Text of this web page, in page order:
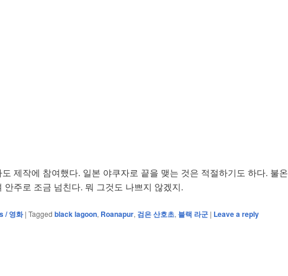
제작에 참여했다. 일본 야쿠자로 끝을 맺는 것은 적절하기도 하다. 불온
안주로 조금 넘친다. 뭐 그것도 나쁘지 않겠지.
/ 영화 | Tagged black lagoon, Roanapur, 검은 산호초, 블랙 라군 | Leave a reply